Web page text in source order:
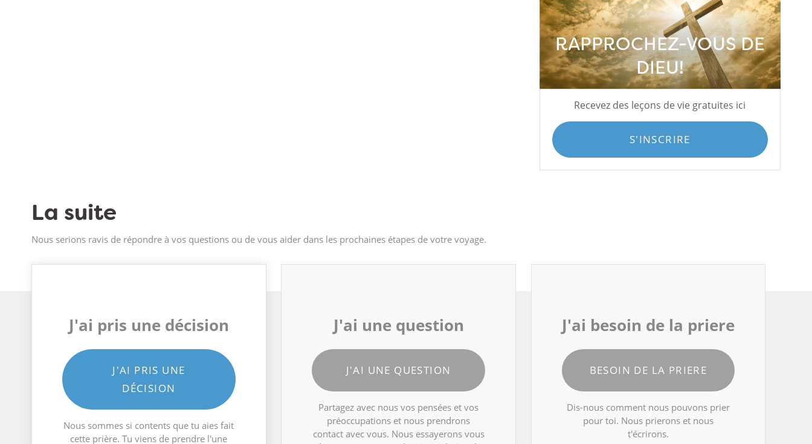
RAPPROCHEZ-VOUS DE
DIEU!
Recevez des leçons de vie gratuites ici
S'INSCRIRE
La suite
Nous serions ravis de répondre à vos questions ou de vous aider dans les prochaines étapes de votre voyage.
J'ai pris une décision
J'AI PRIS UNE
DÉCISION
Nous sommes si contents que tu aies fait
cette prière. Tu viens de prendre l'une
J'ai une question
J'AI UNE QUESTION
Partagez avec nous vos pensées et vos
préoccupations et nous prendrons
contact avec vous. Nous essayerons vous
J'ai besoin de la priere
BESOIN DE LA PRIERE
Dis-nous comment nous pouvons prier
pour toi. Nous prierons et nous
t'écrirons.